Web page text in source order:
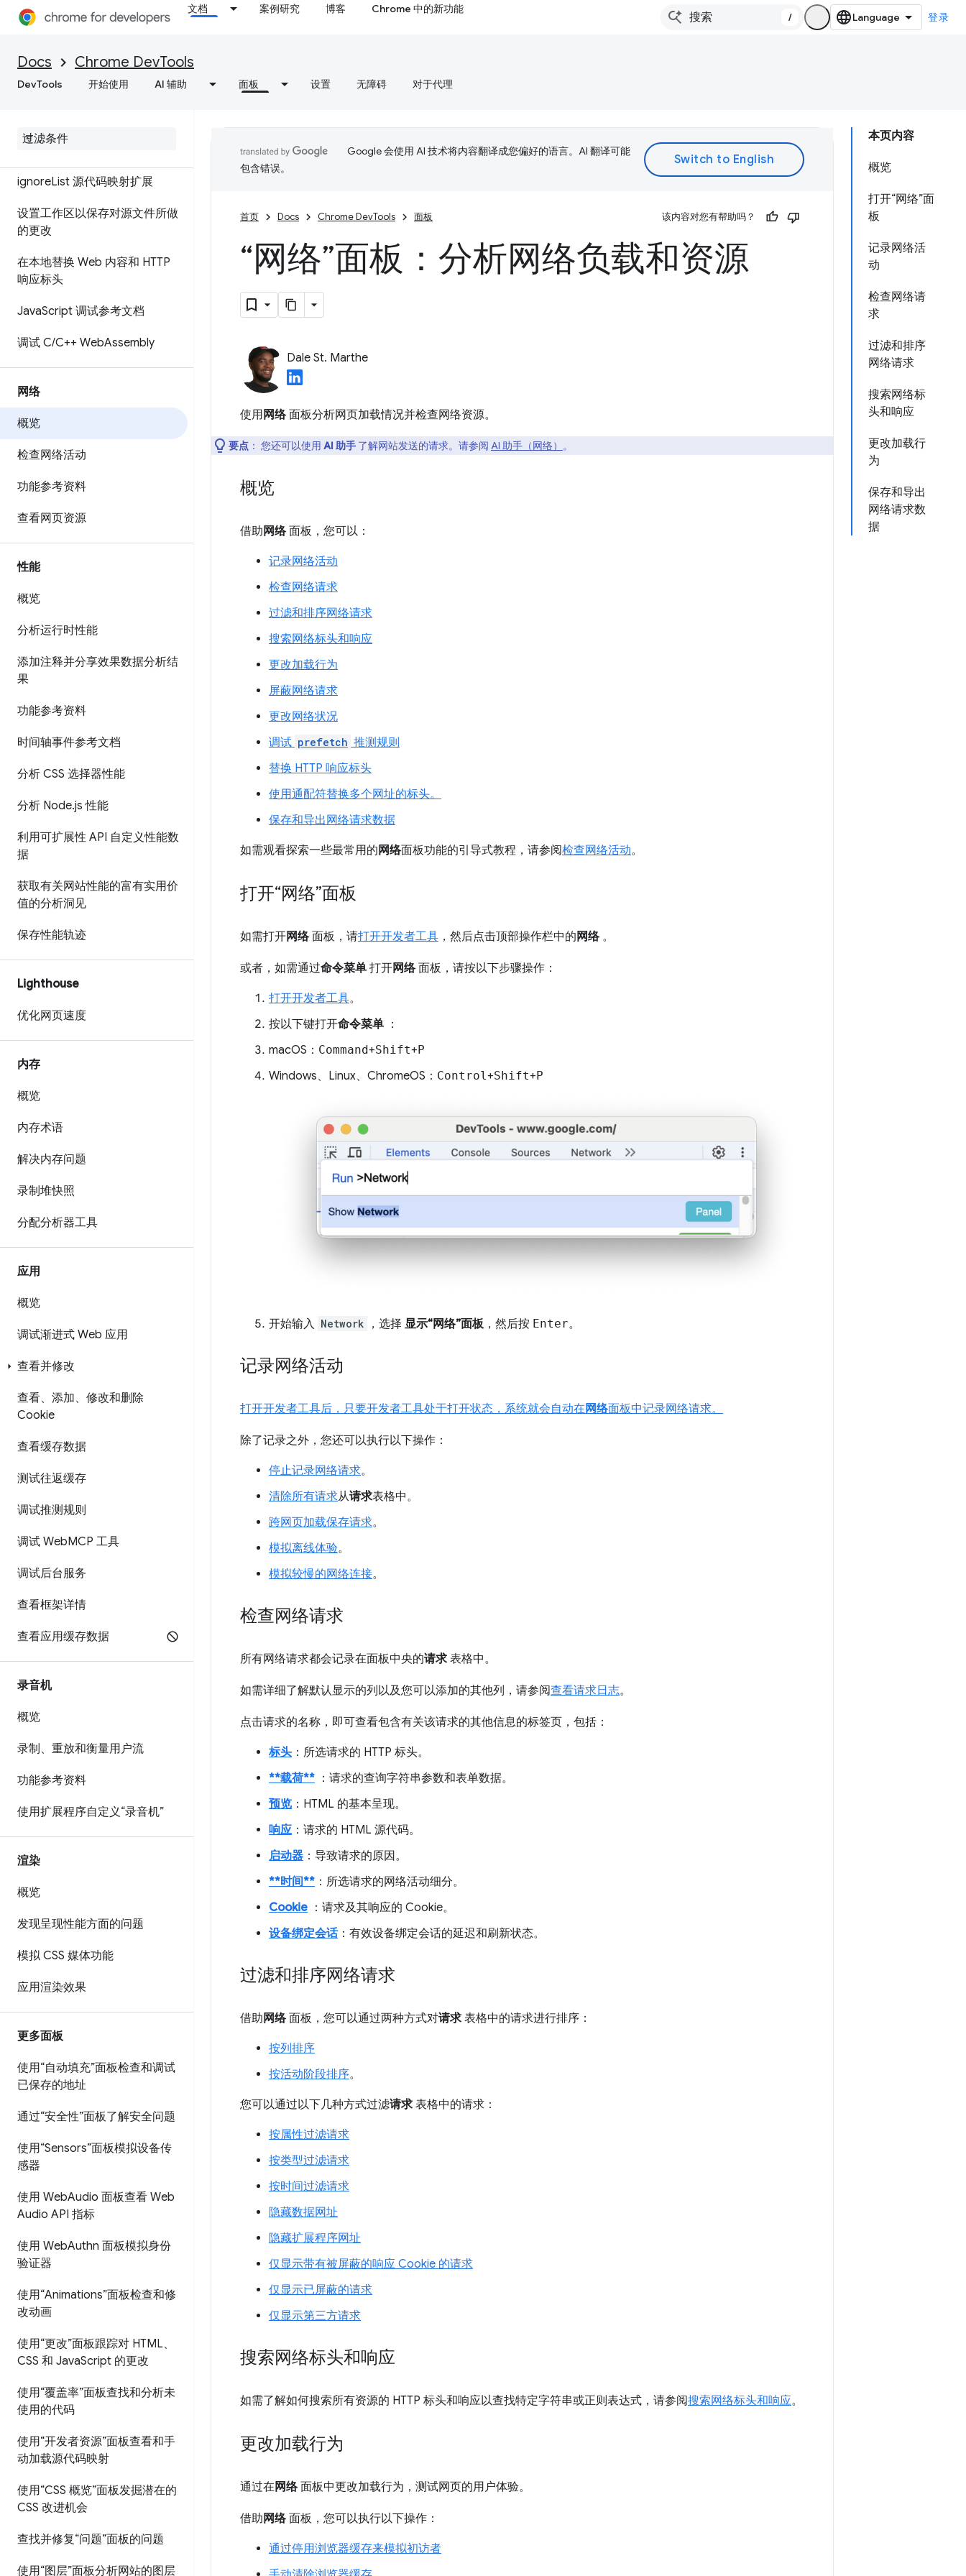
文档 案例研究 博客 Chrome 中的新功能
/ 登录
Docs Chrome DevTools
DevTools 开始使用 AI 辅助 面板 设置 无障碍 对于代理
概览
使用断点暂停代码
调试原始代码，而不是使用源代
ignoreList 源代码映射扩展
设置工作区以保存对源文件所做
的更改
在本地替换 Web 内容和 HTTP
响应标头
JavaScript 调试参考文档
调试 C/C++ WebAssembly
网络
概览
检查网络活动
功能参考资料
查看网页资源
性能
概览
分析运行时性能
添加注释并分享效果数据分析结
果
功能参考资料
时间轴事件参考文档
分析 CSS 选择器性能
分析 Node.js 性能
利用可扩展性 API 自定义性能数
据
获取有关网站性能的富有实用价
值的分析洞见
保存性能轨迹
Lighthouse
优化网页速度
内存
概览
内存术语
解决内存问题
录制堆快照
分配分析器工具
应用
概览
调试渐进式 Web 应用
查看并修改
查看、添加、修改和删除
Cookie
查看缓存数据
测试往返缓存
调试推测规则
调试 WebMCP 工具
调试后台服务
查看框架详情
查看应用缓存数据
录音机
概览
录制、重放和衡量用户流
功能参考资料
使用扩展程序自定义“录音机”
渲染
概览
发现呈现性能方面的问题
模拟 CSS 媒体功能
应用渲染效果
更多面板
使用“自动填充”面板检查和调试
已保存的地址
通过“安全性”面板了解安全问题
使用“Sensors”面板模拟设备传
感器
使用 WebAudio 面板查看 Web
Audio API 指标
使用 WebAuthn 面板模拟身份
验证器
使用“Animations”面板检查和修
改动画
使用“更改”面板跟踪对 HTML、
CSS 和 JavaScript 的更改
使用“覆盖率”面板查找和分析未
使用的代码
使用“开发者资源”面板查看和手
动加载源代码映射
使用“CSS 概览”面板发掘潜在的
CSS 改进机会
查找并修复“问题”面板的问题
使用“图层”面板分析网站的图层
本页内容
概览
打开“网络”面
板
记录网络活
动
检查网络请
求
过滤和排序
网络请求
搜索网络标
头和响应
更改加载行
为
保存和导出
网络请求数
据
Google 会使用 AI 技术将内容翻译成您偏好的语言。AI 翻译可能
包含错误。
首页 Docs Chrome DevTools 面板 该内容对您有帮助吗？
“网络”面板：分析网络负载和资源
Dale St. Marthe
使用 网络面板分析网页加载情况并检查网络资源。
要点 ： 您还可以使用 AI 助手 了解网站发送的请求。请参阅 AI 助手（网络） 。
概览
借助 网络面板，您可以：
记录网络活动
检查网络请求
过滤和排序网络请求
搜索网络标头和响应
更改加载行为
屏蔽网络请求
更改网络状况
调试 prefetch 推测规则
替换 HTTP 响应标头
使用通配符替换多个网址的标头。
保存和导出网络请求数据
如需观看探索一些最常用的 网络面板功能的引导式教程，请参阅检查网络活动。
打开“网络”面板
如需打开网络面板，请打开开发者工具 ，然后点击顶部操作栏中的 网络。
或者，如需通过命令菜单 打开网络面板，请按以下步骤操作：
打开开发者工具。
按以下键打开命令菜单 ：
macOS： Command+Shift+P
Windows、Linux、ChromeOS： Control+Shift+P
开始输入 Network ，选择 显示“网络”面板，然后按 Enter。
记录网络活动
打开开发者工具后，只要开发者工具处于打开状态，系统就会自动在网络面板中记录网络请求。
除了记录之外，您还可以执行以下操作：
停止记录网络请求。
清除所有请求从请求表格中。
跨网页加载保存请求。
模拟离线体验。
模拟较慢的网络连接。
检查网络请求
所有网络请求都会记录在面板中央的请求 表格中。
如需详细了解默认显示的列以及您可以添加的其他列，请参阅查看请求日志。
点击请求的名称，即可查看包含有关该请求的其他信息的标签页，包括：
标头 ：所选请求的 HTTP 标头。
**载荷** ：请求的查询字符串参数和表单数据。
预览 ：HTML 的基本呈现。
响应 ：请求的 HTML 源代码。
启动器 ：导致请求的原因。
**时间** ：所选请求的网络活动细分。
Cookie ：请求及其响应的 Cookie。
设备绑定会话：有效设备绑定会话的延迟和刷新状态。
过滤和排序网络请求
借助 网络面板，您可以通过两种方式对请求 表格中的请求进行排序：
按列排序
按活动阶段排序。
您可以通过以下几种方式过滤请求 表格中的请求：
按属性过滤请求
按类型过滤请求
按时间过滤请求
隐藏数据网址
隐藏扩展程序网址
仅显示带有被屏蔽的响应 Cookie 的请求
仅显示已屏蔽的请求
仅显示第三方请求
搜索网络标头和响应
如需了解如何搜索所有资源的 HTTP 标头和响应以查找特定字符串或正则表达式，请参阅搜索网络标头和响应。
更改加载行为
通过在网络面板中更改加载行为，测试网页的用户体验。
借助 网络面板，您可以执行以下操作：
通过停用浏览器缓存来模拟初访者